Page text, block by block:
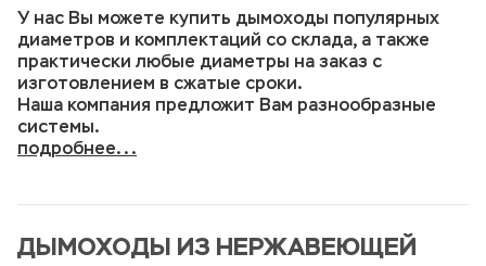
У нас Вы можете купить дымоходы популярных
диаметров и комплектаций со склада, а также
практически любые диаметры на заказ с
изготовлением в сжатые сроки.
Наша компания предложит Вам разнообразные
системы.
подробнее
ДЫМОХОДЫ ИЗ НЕРЖАВЕЮЩЕЙ